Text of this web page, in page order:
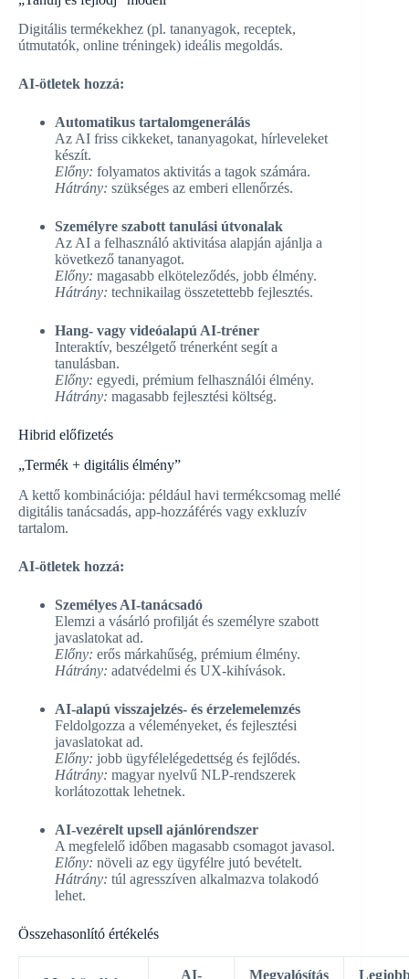
Digitális termékekhez (pl. tananyagok, receptek,
útmutatók, online tréningek) ideális megoldás.
AI-ötletek hozzá:
Automatikus tartalomgenerálás
Az AI friss cikkeket, tananyagokat, hírleveleket
készít.
Előny: folyamatos aktivitás a tagok számára.
Hátrány: szükséges az emberi ellenőrzés.
Személyre szabott tanulási útvonalak
Az AI a felhasználó aktivitása alapján ajánlja a
következő tananyagot.
Előny: magasabb elköteleződés, jobb élmény.
Hátrány: technikailag összetettebb fejlesztés.
Hang- vagy videóalapú AI-tréner
Interaktív, beszélgető trénerként segít a
tanulásban.
Előny: egyedi, prémium felhasználói élmény.
Hátrány: magasabb fejlesztési költség.
Hibrid előfizetés
„Termék + digitális élmény”
A kettő kombinációja: például havi termékcsomag mellé
digitális tanácsadás, app-hozzáférés vagy exkluzív
tartalom.
AI-ötletek hozzá:
Személyes AI-tanácsadó
Elemzi a vásárló profilját és személyre szabott
javaslatokat ad.
Előny: erős márkahűség, prémium élmény.
Hátrány: adatvédelmi és UX-kihívások.
AI-alapú visszajelzés- és érzelemelemzés
Feldolgozza a véleményeket, és fejlesztési
javaslatokat ad.
Előny: jobb ügyfélelégedettség és fejlődés.
Hátrány: magyar nyelvű NLP-rendszerek
korlátozottak lehetnek.
AI-vezérelt upsell ajánlórendszer
A megfelelő időben magasabb csomagot javasol.
Előny: növeli az egy ügyfélre jutó bevételt.
Hátrány: túl agresszíven alkalmazva tolakodó
lehet.
Összehasonlító értékelés
AI- Megvalósítás